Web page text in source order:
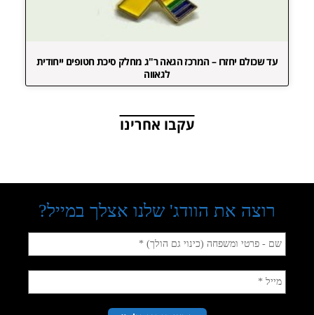
עד שכולם יחזרו – המרכז הגאה ר"ג מחלק סיכת חטופים ייחודית
לגאווה
עקבו אחרינו